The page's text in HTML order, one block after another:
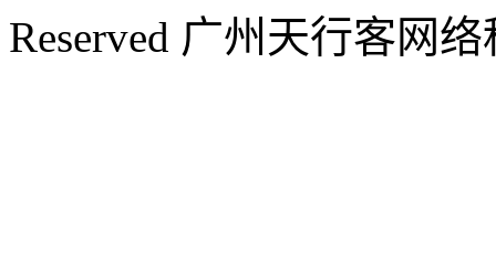
Reserved 广州天行客网